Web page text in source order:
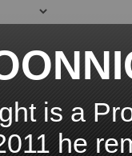
is a
he